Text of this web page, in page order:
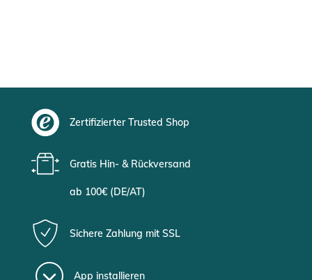
Zertifizierter Trusted Shop
Gratis Hin- & Rückversand
ab 100€ (DE/AT)
Sichere Zahlung mit SSL
App installieren